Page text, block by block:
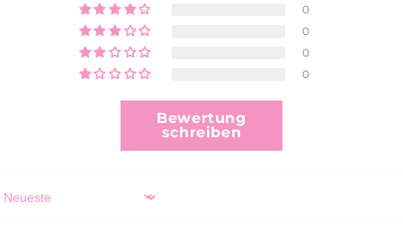
0
0
0
0
Bewertung
schreiben
Sort by